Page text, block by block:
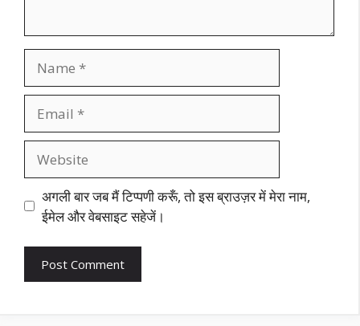
अगली बार जब मैं टिप्पणी करूँ, तो इस ब्राउज़र में मेरा नाम,
ईमेल और वेबसाइट सहेजें।